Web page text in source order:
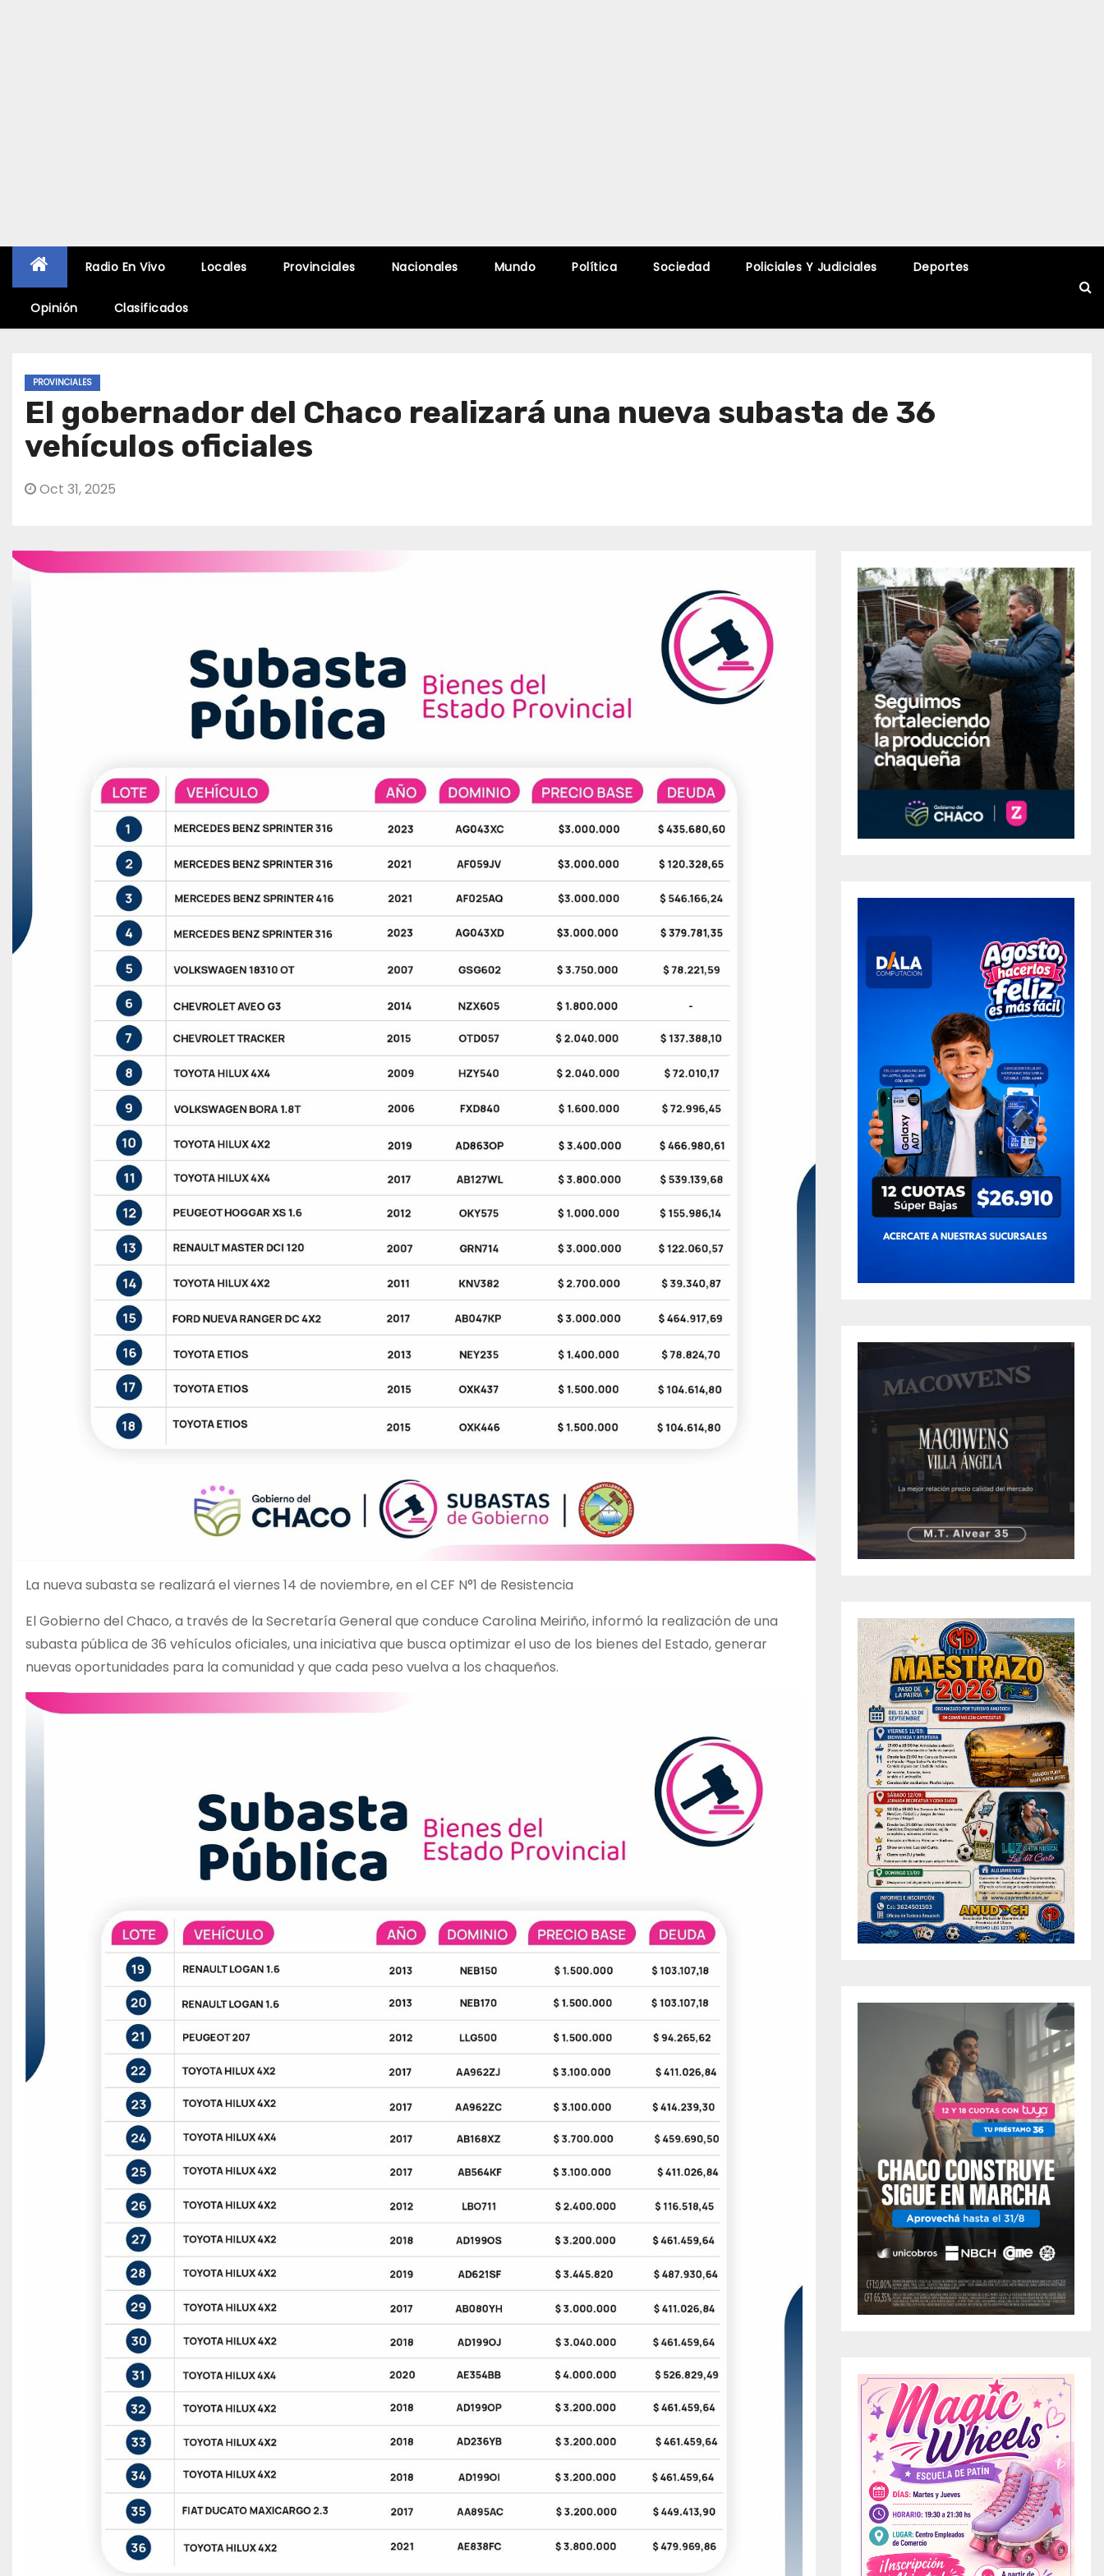
Radio En Vivo Locales Provinciales Nacionales Mundo Política Sociedad Policiales Y Judiciales Deportes
Opinión Clasificados
PROVINCIALES
El gobernador del Chaco realizará una nueva subasta de 36
vehículos oficiales
Oct 31, 2025
La nueva subasta se realizará el viernes 14 de noviembre, en el CEF N°1 de Resistencia
El Gobierno del Chaco, a través de la Secretaría General que conduce Carolina Meiriño, informó la realización de una
subasta pública de 36 vehículos oficiales, una iniciativa que busca optimizar el uso de los bienes del Estado, generar
nuevas oportunidades para la comunidad y que cada peso vuelva a los chaqueños.